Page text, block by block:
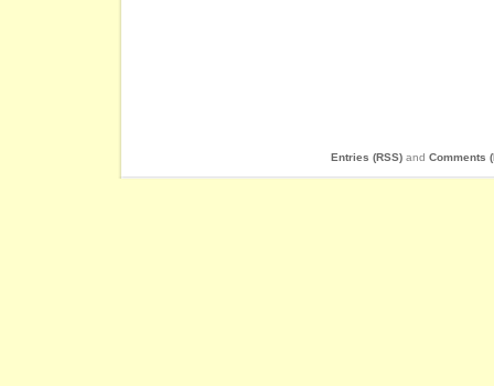
Entries (RSS) and Comments